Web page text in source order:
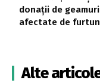
donații de
afectate de
Alte